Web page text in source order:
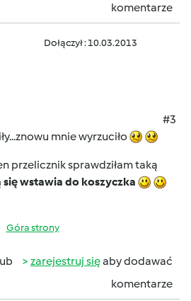
komentarze
Dołączył : 10.03.2013
#3
mnie wyrzuciło
przelicznik sprawdziłam taką
wstawia do koszyczka
Góra strony
zarejestruj sięaby dodawać
komentarze